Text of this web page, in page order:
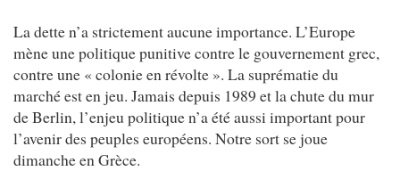
La dette n’a strictement aucune importance. L’Europe
mène une politique punitive contre le gouvernement grec,
contre une « colonie en révolte ». La suprématie du
marché est en jeu. Jamais depuis 1989 et la chute du mur
de Berlin, l’enjeu politique n’a été aussi important pour
l’avenir des peuples européens. Notre sort se joue
dimanche en Grèce.